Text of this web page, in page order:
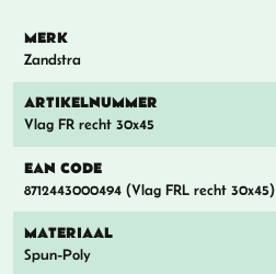
MERK
Zandstra
ARTIKELNUMMER
Vlag FR recht 30x45
EAN CODE
8712443000494 (Vlag FRL recht 30x45)
MATERIAAL
Spun-Poly